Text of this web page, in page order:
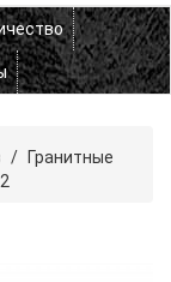
/
Гранитные